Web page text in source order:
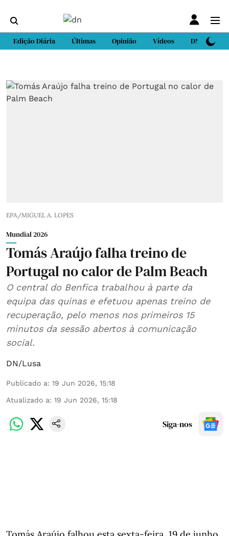
Edição Diária Últimas Opinião Vídeos DN Sport
EPA/MIGUEL A. LOPES
Mundial 2026
Tomás Araújo falha treino de
Portugal no calor de Palm Beach
O central do Benfica trabalhou à parte da
equipa das quinas e efetuou apenas treino de
recuperação, pelo menos nos primeiros 15
minutos da sessão abertos à comunicação
social.
DN/Lusa
Publicado a: 19 Jun 2026, 15:18
Atualizado a: 19 Jun 2026, 15:18
Siga-nos